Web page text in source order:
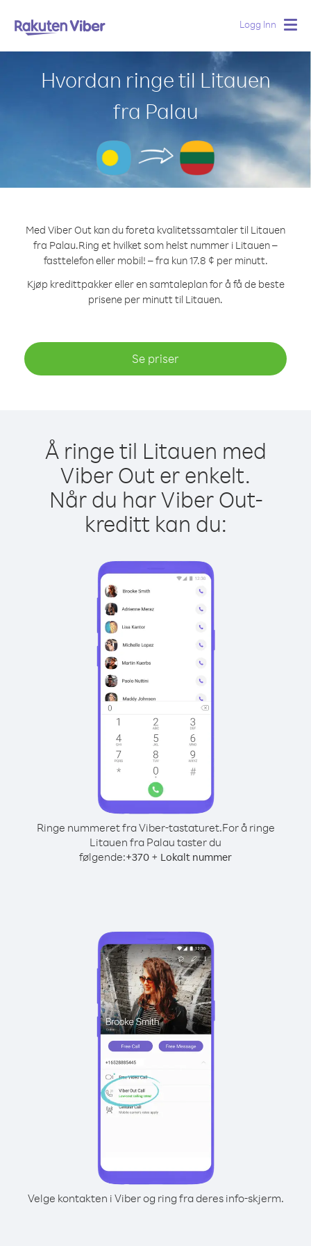
Logg Inn
Hvordan ringe til Litauen
fra Palau
Med Viber Out kan du foreta kvalitetssamtaler til Litauen
fra Palau.Ring et hvilket som helst nummer i Litauen –
fasttelefon eller mobil! – fra kun 17.8 ¢ per minutt.
Kjøp kredittpakker eller en samtaleplan for å få de beste
prisene per minutt til Litauen.
Se priser
Å ringe til Litauen med
Viber Out er enkelt.
Når du har Viber Out-
kreditt kan du:
Ringe nummeret fra Viber-tastaturet.For å ringe
Litauen fra Palau taster du
følgende:+370 + Lokalt nummer
Velge kontakten i Viber og ring fra deres info-skjerm.